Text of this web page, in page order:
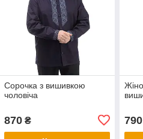
Сорочка з вишивкою
чоловіча
870₴ 790